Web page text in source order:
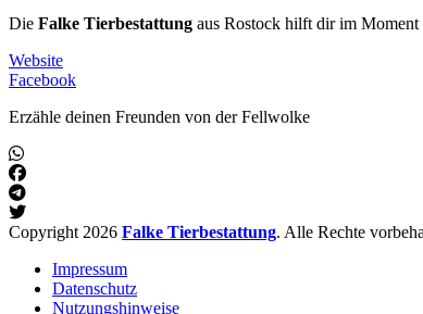
Die Falke Tierbestattung aus Rostock hilft dir im
Website
Facebook
Erzähle deinen Freunden von der Fellwolke
Copyright 2026 Falke Tierbestattung. Alle Rechte
Impressum
Datenschutz
Nutzungshinweise